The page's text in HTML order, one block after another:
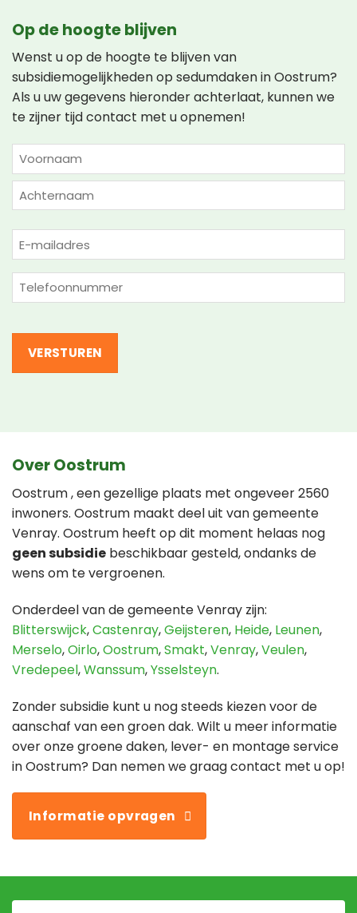
Op de hoogte blijven
Wenst u op de hoogte te blijven van
subsidiemogelijkheden op sedumdaken in Oostrum?
Als u uw gegevens hieronder achterlaat, kunnen we
te zijner tijd contact met u opnemen!
NAAM
(VEREIST)
Voornaam
E-
mailadres
(Vereist)
Telefoon
(Vereist)
Over Oostrum
Oostrum , een gezellige plaats met ongeveer 2560
inwoners. Oostrum maakt deel uit van gemeente
Venray. Oostrum heeft op dit moment helaas nog
geen subsidie beschikbaar gesteld, ondanks de
wens om te vergroenen.
Onderdeel van de gemeente Venray zijn:
Blitterswijck,Castenray,Geijsteren, Heide, Leunen,
Merselo,Oirlo,Oostrum,Smakt,Venray,Veulen,
Vredepeel,Wanssum,Ysselsteyn.
Zonder subsidie kunt u nog steeds kiezen voor de
aanschaf van een groen dak. Wilt u meer informatie
over onze groene daken, lever- en montage service
in Oostrum? Dan nemen we graag contact met u op!
Informatie opvragen